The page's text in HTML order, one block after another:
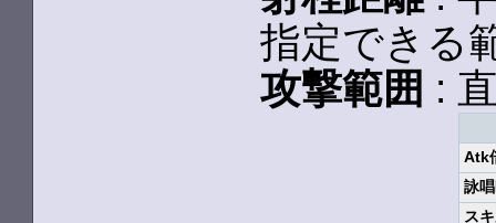
指定できる
攻撃範囲 :
Atk
詠
ス